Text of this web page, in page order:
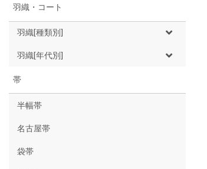
羽織・コート
羽織[種類別]
羽織[年代別]
帯
半幅帯
名古屋帯
袋帯